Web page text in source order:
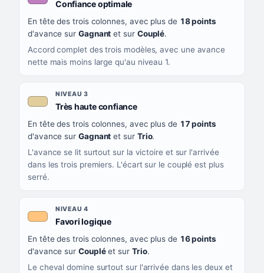
Confiance optimale, couleur mauve
En tête des trois colonnes, avec plus de 18 points
d'avance sur Gagnant et sur Couplé.
Accord complet des trois modèles, avec une avance
nette mais moins large qu'au niveau 1.
NIVEAU 3
Très haute confiance, couleur beige
En tête des trois colonnes, avec plus de 17 points
d'avance sur Gagnant et sur Trio.
L'avance se lit surtout sur la victoire et sur l'arrivée
dans les trois premiers. L'écart sur le couplé est plus
serré.
NIVEAU 4
Favori logique, couleur orange clair
En tête des trois colonnes, avec plus de 16 points
d'avance sur Coupléet sur Trio.
Le cheval domine surtout sur l'arrivée dans les deux et